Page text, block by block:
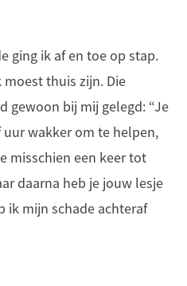
ging ik af en toe op stap.
thuis zijn. Die
gewoon bij mij gelegd: “Je
wakker om te helpen,
misschien een keer tot
daarna heb je jouw lesje
ik mijn schade achteraf